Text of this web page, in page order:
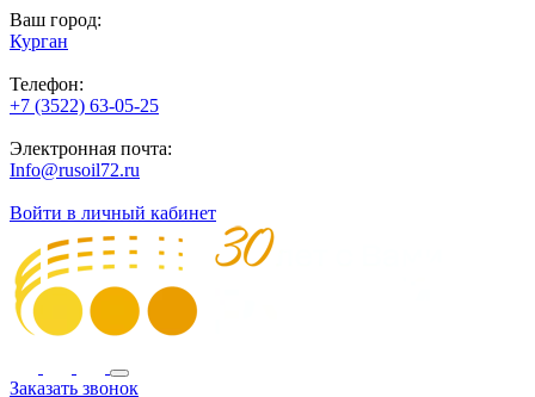
Ваш город:
Курган
Телефон:
+7 (3522) 63-05-25
Электронная почта:
Info@rusoil72.ru
Войти в личный кабинет
Заказать звонок